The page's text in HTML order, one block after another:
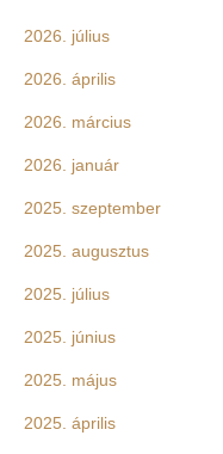
2026. július
2026. április
2026. március
2026. január
2025. szeptember
2025. augusztus
2025. július
2025. június
2025. május
2025. április